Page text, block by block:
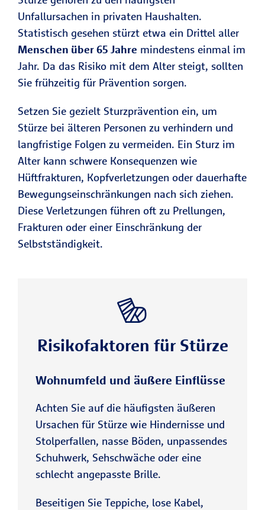
Unfallursachen in privaten Haushalten.
Statistisch gesehen stürzt etwa ein Drittel aller
Menschen über 65 Jahre mindestens einmal im
Jahr. Da das Risiko mit dem Alter steigt, sollten
Sie frühzeitig für Prävention sorgen.
Setzen Sie gezielt Sturzprävention ein, um
Stürze bei älteren Personen zu verhindern und
langfristige Folgen zu vermeiden. Ein Sturz im
Alter kann schwere Konsequenzen wie
Hüftfrakturen, Kopfverletzungen oder dauerhafte
Bewegungseinschränkungen nach sich ziehen.
Diese Verletzungen führen oft zu Prellungen,
Frakturen oder einer Einschränkung der
Selbstständigkeit.
Risikofaktoren für Stürze
Wohnumfeld und äußere Einflüsse
Achten Sie auf die häufigsten äußeren
Ursachen für Stürze wie Hindernisse und
Stolperfallen, nasse Böden, unpassendes
Schuhwerk, Sehschwäche oder eine
schlecht angepasste Brille.
Beseitigen Sie Teppiche, lose Kabel,